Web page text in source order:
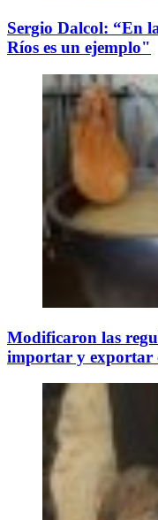
Sergio Dalcol: “En
Ríos es un ejemplo"
Modificaron las
importar y exportar